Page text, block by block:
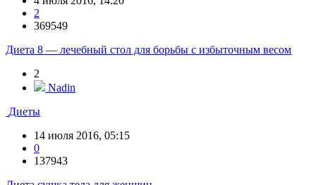
2
369549
Диета 8 — лечебный стол для борьбы с избыточным весом
2
Nadin
Диеты
14 июля 2016, 05:15
0
137943